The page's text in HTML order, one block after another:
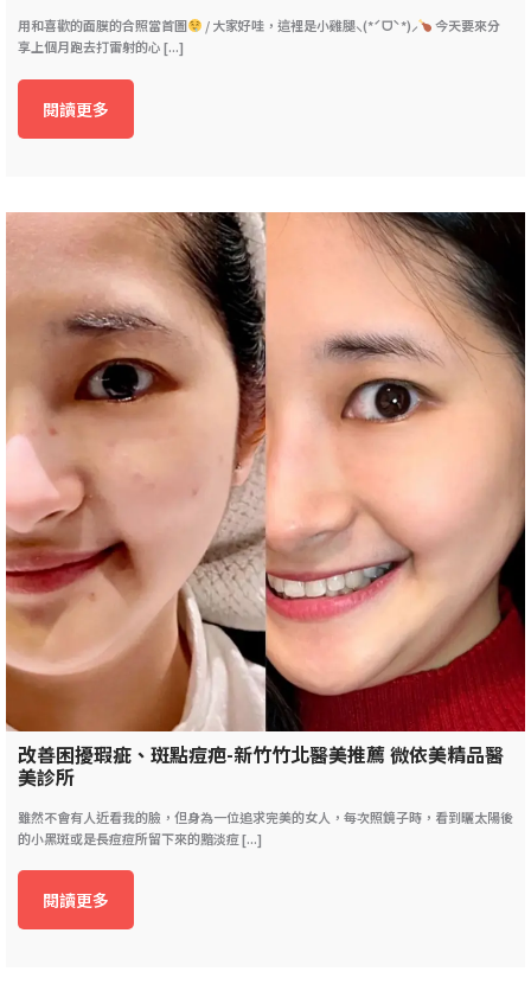
用和喜歡的面膜的合照當首圖 / 大家好哇，這裡是小雞腿⸜(*ˊᗜˋ*)⸝
今天要來分
享上個月跑去打雷射的心 [...]
閱讀更多
改善困擾瑕疵、斑點痘疤-新竹竹北醫美推薦 微依美精品醫
美診所
雖然不會有人近看我的臉，但身為一位追求完美的女人，每次照鏡子時，看到曬太陽後
的小黑斑或是長痘痘所留下來的黯淡痘 [...]
閱讀更多